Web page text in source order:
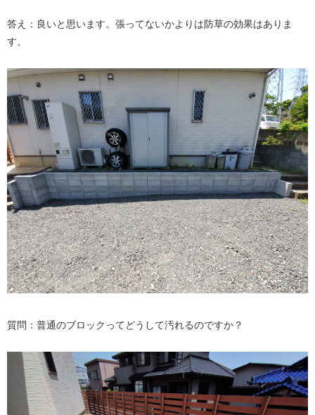
答え：良いと思います。張ってないかよりは防草の効果はありま
す。
質問：普通のブロックってどうして汚れるのですか？